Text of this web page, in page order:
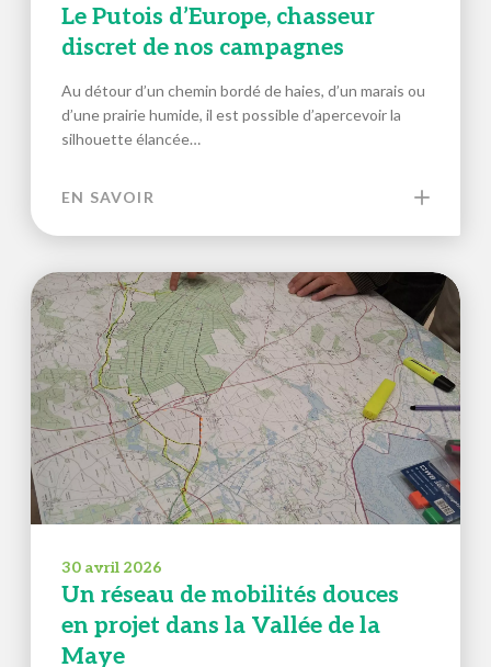
Le Putois d’Europe, chasseur
discret de nos campagnes
Au détour d’un chemin bordé de haies, d’un marais ou
d’une prairie humide, il est possible d’apercevoir la
silhouette élancée…
EN SAVOIR
30 avril 2026
Un réseau de mobilités douces
en projet dans la Vallée de la
Maye